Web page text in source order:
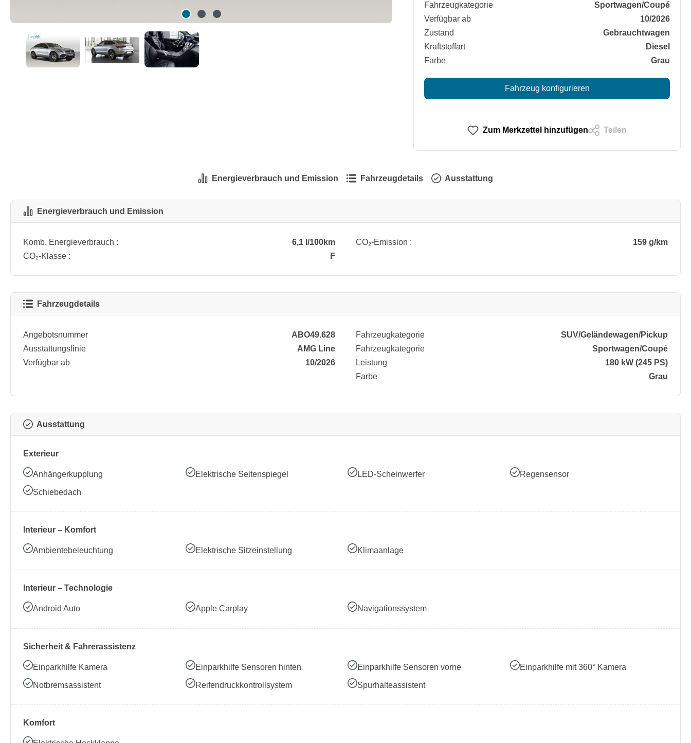
Fahrzeugkategorie
Sportwagen/​Coupé
Verfügbar ab
10/2026
Zustand
Gebrauchtwagen
Kraftstoffart
Diesel
Farbe
Grau
Fahrzeug konfigurieren
Zum Merkzettel hinzufügen Teilen
Energieverbrauch und Emission Fahrzeugdetails Ausstattung
Energieverbrauch und Emission
Komb. Energieverbrauch : 6,1 l/100km CO₂-Emission :
159 g/km
CO₂-Klasse :
F
Fahrzeugdetails
Angebotsnummer
ABO49.628
Ausstattungslinie
AMG Line
Verfügbar ab
10/2026
Fahrzeugkategorie
SUV/​Geländewagen/​Pickup
Fahrzeugkategorie
Sportwagen/​Coupé
Leistung
180 kW (245 PS)
Farbe
Grau
Ausstattung
Exterieur
Anhängerkupplung Elektrische Seitenspiegel LED-Scheinwerfer Regensensor
Schiebedach
Interieur – Komfort
Ambientebeleuchtung Elektrische Sitzeinstellung Klimaanlage
Interieur – Technologie
Android Auto Apple Carplay Navigationssystem
Sicherheit & Fahrerassistenz
Einparkhilfe Kamera Einparkhilfe Sensoren hinten Einparkhilfe Sensoren vorne Einparkhilfe mit 360° Kamera
Notbremsassistent Reifendruckkontrollsystem Spurhalteassistent
Komfort